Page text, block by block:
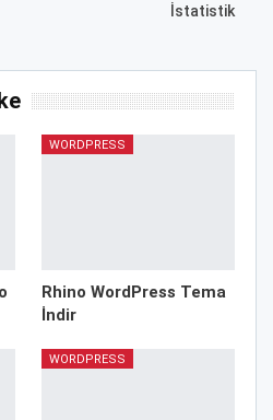
İstatistik
WORDPRESS
Rhino WordPress Tema
İndir
WORDPRESS